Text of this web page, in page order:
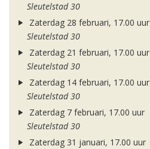
Sleutelstad 30
Zaterdag 28 februari, 17.00 uur
Sleutelstad 30
Zaterdag 21 februari, 17.00 uur
Sleutelstad 30
Zaterdag 14 februari, 17.00 uur
Sleutelstad 30
Zaterdag 7 februari, 17.00 uur
Sleutelstad 30
Zaterdag 31 januari, 17.00 uur